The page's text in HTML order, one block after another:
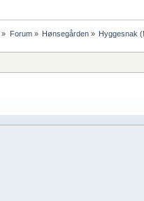
» Forum» Hønsegården» Hyggesnak